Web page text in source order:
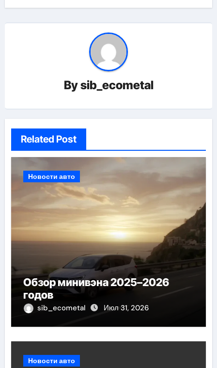
Bysib_ecometal
Related Post
Новости авто
Обзор минивэна 2025–2026
годов
sib_ecometal Июл 31, 2026
Новости авто